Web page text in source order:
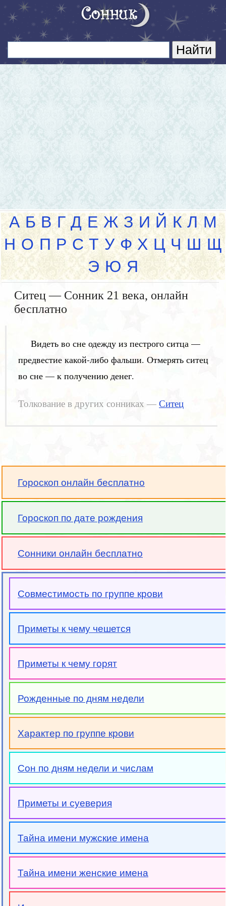
А Б В Г Д Е Ж З И Й К Л М
Н О П Р С Т У Ф Х Ц Ч Ш Щ
Э Ю Я
Ситец — Сонник 21 века, онлайн
бесплатно
Видеть во сне одежду из пестрого ситца —
предвестие какой-либо фальши. Отмерять ситец
во сне — к получению денег.
Толкование в других сонниках — Ситец
Гороскоп онлайн бесплатно
Гороскоп по дате рождения
Сонники онлайн бесплатно
Совместимость по группе крови
Приметы к чему чешется
Приметы к чему горят
Рожденные по дням недели
Характер по группе крови
Сон по дням недели и числам
Приметы и суеверия
Тайна имени мужские имена
Тайна имени женские имена